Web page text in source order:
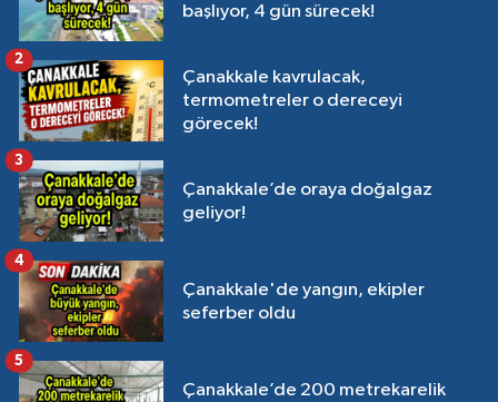
başlıyor, 4 gün sürecek!
Çanakkale kavrulacak,
termometreler o dereceyi
görecek!
2
Çanakkale’de oraya doğalgaz
geliyor!
3
Çanakkale'de yangın, ekipler
seferber oldu
4
Çanakkale’de 200 metrekarelik
5